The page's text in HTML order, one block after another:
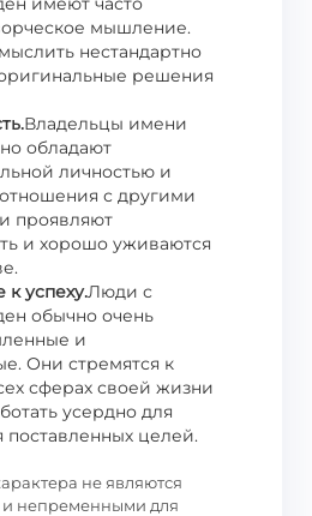
мышление.
нестандартно
решения
Владельцы имени
обладают
личностью и
с другими
проявляют
и хорошо уживаются
успеху.Люди с
обычно очень
и
Они стремятся к
сферах своей жизни
усердно для
поставленных целей.
не являются
и непременными для